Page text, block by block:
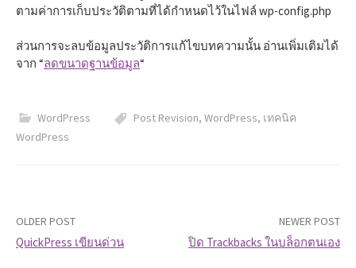
ตามค่าการเก็บประวัติตามที่ได้กำหนดไว้ในไฟล์ wp-config.php
ส่วนการจะลบข้อมูลประวัติการแก้ไขบทความนั้น อ่านเพิ่มเติมได้
จาก “ลดขนาดฐานข้อมูล“
WordPress Post Revision, WordPress, เทคนิค
WordPress
OLDER POST
QuickPress เขียนด่วน
NEWER POST
ปิด Trackbacks ในบล็อกตนเอง